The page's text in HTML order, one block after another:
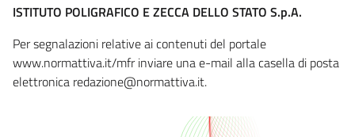
ISTITUTO POLIGRAFICO E ZECCA DELLO STATO S.p.A.
Per segnalazioni relative ai contenuti del portale
www.normattiva.it/mfr inviare una e-mail alla casella di posta
elettronica redazione@normattiva.it.